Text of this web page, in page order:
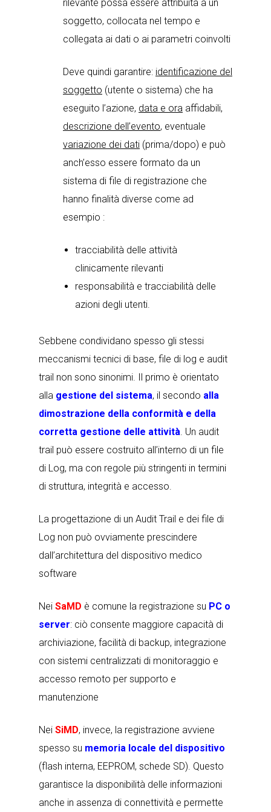
rilevante possa essere attribuita a un
soggetto, collocata nel tempo e
collegata ai dati o ai parametri coinvolti
Deve quindi garantire: identificazione del
soggetto (utente o sistema) che ha
eseguito l’azione, data e ora affidabili,
descrizione dell’evento, eventuale
variazione dei dati (prima/dopo) e può
anch’esso essere formato da un
sistema di file di registrazione che
hanno finalità diverse come ad
esempio :
tracciabilità delle attività
clinicamente rilevanti
responsabilità e tracciabilità delle
azioni degli utenti.
Sebbene condividano spesso gli stessi
meccanismi tecnici di base, file di log e audit
trail non sono sinonimi. Il primo è orientato
alla gestione del sistema, il secondo alla
dimostrazione della conformità e della
corretta gestione delle attività. Un audit
trail può essere costruito all’interno di un file
di Log, ma con regole più stringenti in termini
di struttura, integrità e accesso.
La progettazione di un Audit Trail e dei file di
Log non può ovviamente prescindere
dall’architettura del dispositivo medico
software
Nei SaMD è comune la registrazione su PC o
server: ciò consente maggiore capacità di
archiviazione, facilità di backup, integrazione
con sistemi centralizzati di monitoraggio e
accesso remoto per supporto e
manutenzione
Nei SiMD, invece, la registrazione avviene
spesso su memoria locale del dispositivo
(flash interna, EEPROM, schede SD). Questo
garantisce la disponibilità delle informazioni
anche in assenza di connettività e permette